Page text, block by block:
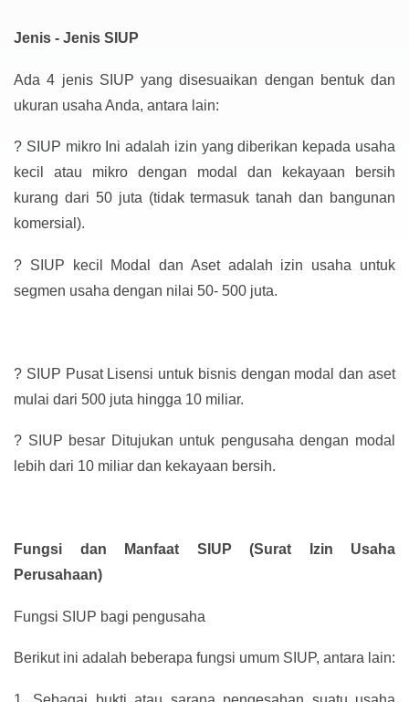
Jenis - Jenis SIUP
Ada 4 jenis SIUP yang disesuaikan dengan bentuk dan
ukuran usaha Anda, antara lain:
? SIUP mikro Ini adalah izin yang diberikan kepada usaha
kecil atau mikro dengan modal dan kekayaan bersih
kurang dari 50 juta (tidak termasuk tanah dan bangunan
komersial).
? SIUP kecil Modal dan Aset adalah izin usaha untuk
segmen usaha dengan nilai 50- 500 juta.
? SIUP Pusat Lisensi untuk bisnis dengan modal dan aset
mulai dari 500 juta hingga 10 miliar.
? SIUP besar Ditujukan untuk pengusaha dengan modal
lebih dari 10 miliar dan kekayaan bersih.
Fungsi dan Manfaat SIUP (Surat Izin Usaha
Perusahaan)
Fungsi SIUP bagi pengusaha
Berikut ini adalah beberapa fungsi umum SIUP, antara lain: